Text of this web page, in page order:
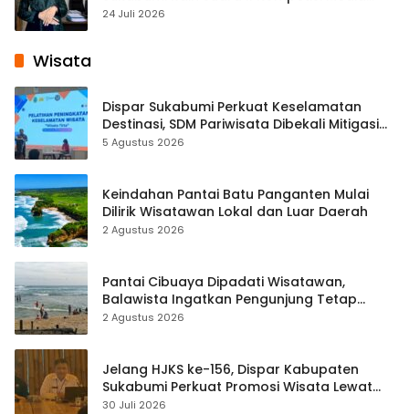
Pembelajaran Digital Tingkat Internasional
24 Juli 2026
Wisata
Dispar Sukabumi Perkuat Keselamatan
Destinasi, SDM Pariwisata Dibekali Mitigasi
hingga Teknik Evakuasi
5 Agustus 2026
Keindahan Pantai Batu Panganten Mulai
Dilirik Wisatawan Lokal dan Luar Daerah
2 Agustus 2026
Pantai Cibuaya Dipadati Wisatawan,
Balawista Ingatkan Pengunjung Tetap
Waspada
2 Agustus 2026
Jelang HJKS ke-156, Dispar Kabupaten
Sukabumi Perkuat Promosi Wisata Lewat
Publikasi Digital
30 Juli 2026